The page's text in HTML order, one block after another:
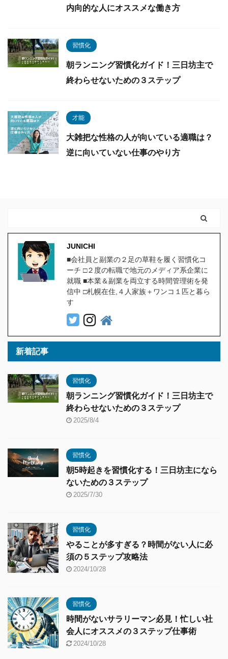
内向的な人にオススメな働き方
習慣化
朝ランニング習慣化ガイド！三日坊主で
終わらせないための３ステップ
才能
大雑把な性格の人が向いている適職は？
逆に向いていない仕事のやり方
JUNICHI
■会社員と副業の２足の草鞋を履く習慣化コ
ーチ □２度の転職で地元のメディア系企業に
就職 ■本業＆副業を両立する時間管理術を発
信中 □札幌在住,４人家族＋ワンコ１匹と暮ら
す
新着記事
習慣化
朝ランニング習慣化ガイド！三日坊主で
終わらせないための３ステップ
2025/8/4
習慣化
朝5時起きを習慣化する！三日坊主になら
ないための３ステップ
2025/7/30
習慣化
やることが多すぎる？時間がない人に必
須の５ステップ攻略法
2024/10/28
習慣化
時間がないサラリーマン必見！忙しい社
会人にオススメの３ステップ仕事術
2024/10/28